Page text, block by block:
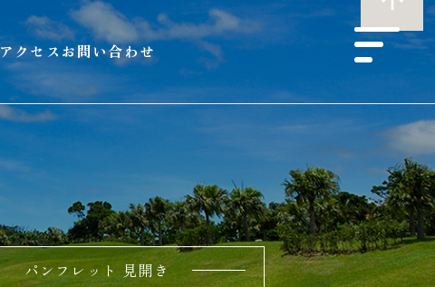
アクセス お問い合わせ
パンフレット 見開き